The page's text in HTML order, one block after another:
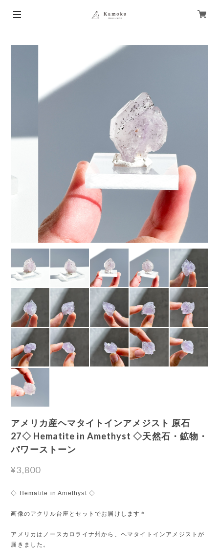
アメリカ産ヘマタイトインアメジスト 原石
27◇ Hematite in Amethyst ◇天然石・鉱物・
パワーストーン
¥3,800
◇ Hematite in Amethyst ◇
画像のアクリル台座とセットでお届けします＊
アメリカはノースカロライナ州から、ヘマタイトインアメジストが
届きました。